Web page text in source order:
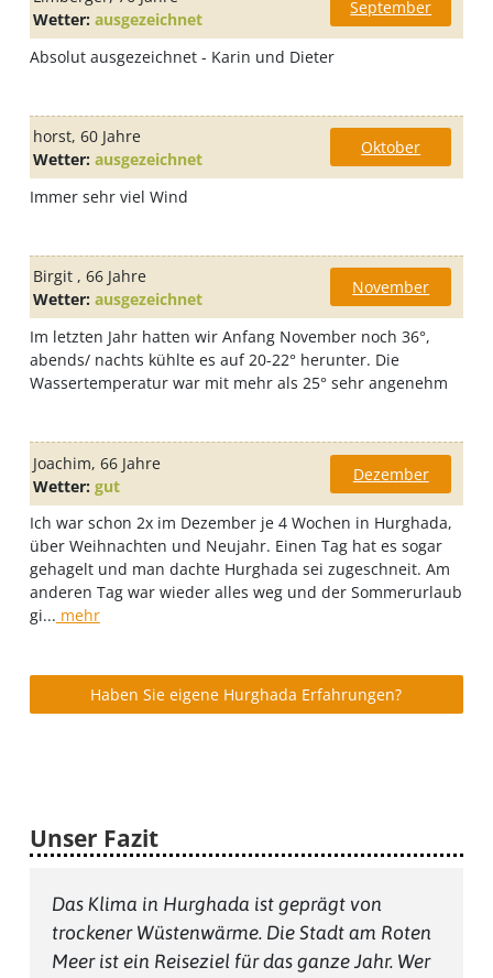
September
Wetter: ausgezeichnet
Absolut ausgezeichnet - Karin und Dieter
horst, 60 Jahre
Oktober
Wetter: ausgezeichnet
Immer sehr viel Wind
Birgit , 66 Jahre
November
Wetter: ausgezeichnet
Im letzten Jahr hatten wir Anfang November noch 36°,
abends/ nachts kühlte es auf 20-22° herunter. Die
Wassertemperatur war mit mehr als 25° sehr angenehm
Joachim, 66 Jahre
Dezember
Wetter: gut
Ich war schon 2x im Dezember je 4 Wochen in Hurghada,
über Weihnachten und Neujahr. Einen Tag hat es sogar
gehagelt und man dachte Hurghada sei zugeschneit. Am
anderen Tag war wieder alles weg und der Sommerurlaub
gi... mehr
Haben Sie eigene Hurghada Erfahrungen?
Unser Fazit
Das Klima in Hurghada ist geprägt von
trockener Wüstenwärme. Die Stadt am Roten
Meer ist ein Reiseziel für das ganze Jahr. Wer